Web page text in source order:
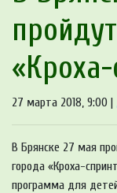
27 марта 2018, 9:00 |
В Брянске 27 мая
города «Кроха-
программа для